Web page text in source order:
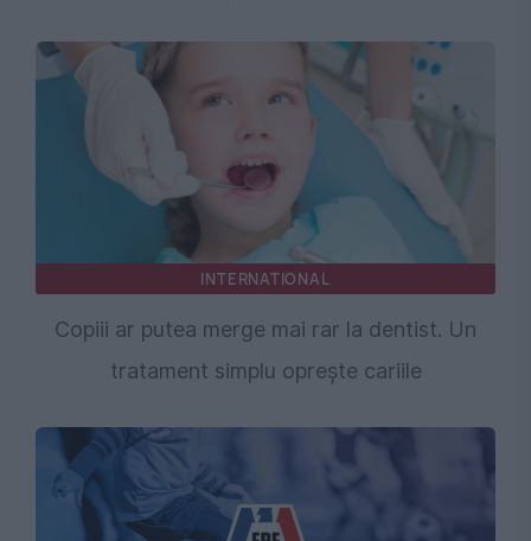
INTERNATIONAL
Copiii ar putea merge mai rar la dentist. Un
tratament simplu oprește cariile